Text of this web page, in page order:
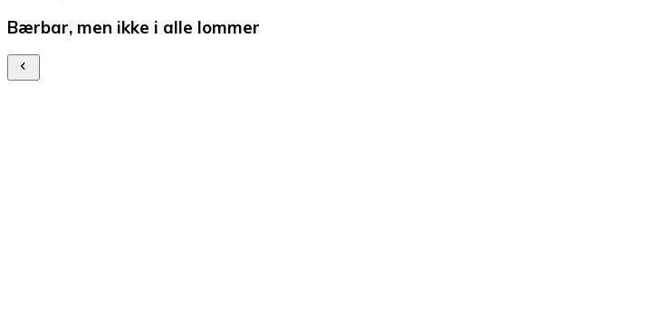
Bærbar, men ikke i alle lommer